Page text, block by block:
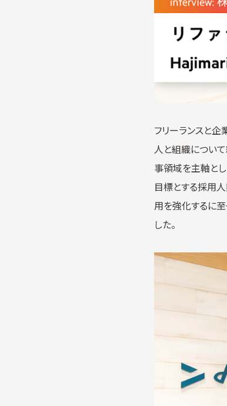
フリーランスと企
人と組織につい
事領域を主軸と
目標とする採用
用を強化するに
した。